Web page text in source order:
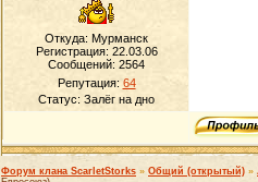
Откуда: Мурманск
Регистрация: 22.03.06
Сообщений: 2564
Репутация: 64
Статус: Залёг на дно
Форум клана ScarletStorks » Общий (открытый) »